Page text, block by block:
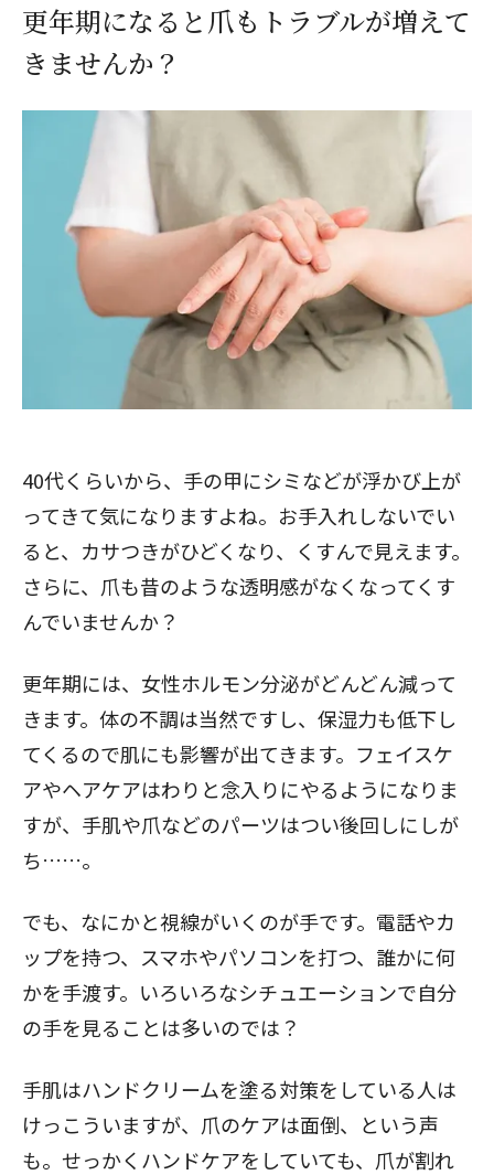
更年期になると爪もトラブルが増えて
きませんか？
40代くらいから、手の甲にシミなどが浮かび上が
ってきて気になりますよね。お手入れしないでい
ると、カサつきがひどくなり、くすんで見えます。
さらに、爪も昔のような透明感がなくなってくす
んでいませんか？
更年期には、女性ホルモン分泌がどんどん減って
きます。体の不調は当然ですし、保湿力も低下し
てくるので肌にも影響が出てきます。フェイスケ
アやヘアケアはわりと念入りにやるようになりま
すが、手肌や爪などのパーツはつい後回しにしが
ち……。
でも、なにかと視線がいくのが手です。電話やカ
ップを持つ、スマホやパソコンを打つ、誰かに何
かを手渡す。いろいろなシチュエーションで自分
の手を見ることは多いのでは？
手肌はハンドクリームを塗る対策をしている人は
けっこういますが、爪のケアは面倒、という声
も。せっかくハンドケアをしていても、爪が割れ